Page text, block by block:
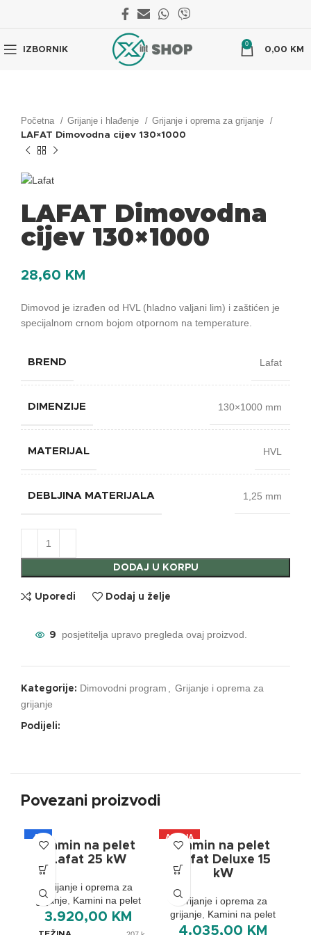
IZBORNIK
0
0,00 KM
Početna Grijanje i hlađenje Grijanje i oprema za grijanje
LAFAT Dimovodna cijev 130×1000
LAFAT Dimovodna
cijev 130×1000
28,60 KM
Dimovod je izrađen od HVL (hladno valjani lim) i zaštićen je
specijalnom crnom bojom otpornom na temperature.
BREND Lafat
DIMENZIJE 130×1000 mm
MATERIJAL HVL
DEBLJINA MATERIJALA 1,25 mm
DODAJ U KORPU
Uporedi Dodaj u želje
9 posjetitelja upravo pregleda ovaj proizvod.
Kategorije: Dimovodni program , Grijanje i oprema za
grijanje
Podijeli:
Povezani proizvodi
A+
Kamin na pelet
Lafat 25 kW
Grijanje i oprema za
grijanje, Kamini na pelet
3.920,00 KM
AKCIJA
Kamin na pelet
Lafat Deluxe 15
kW
Grijanje i oprema za
grijanje, Kamini na pelet
4.035,00 KM